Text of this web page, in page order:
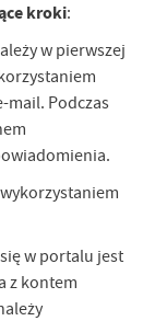
kroki:
w pierwszej
mail. Podczas
w portalu jest
z kontem